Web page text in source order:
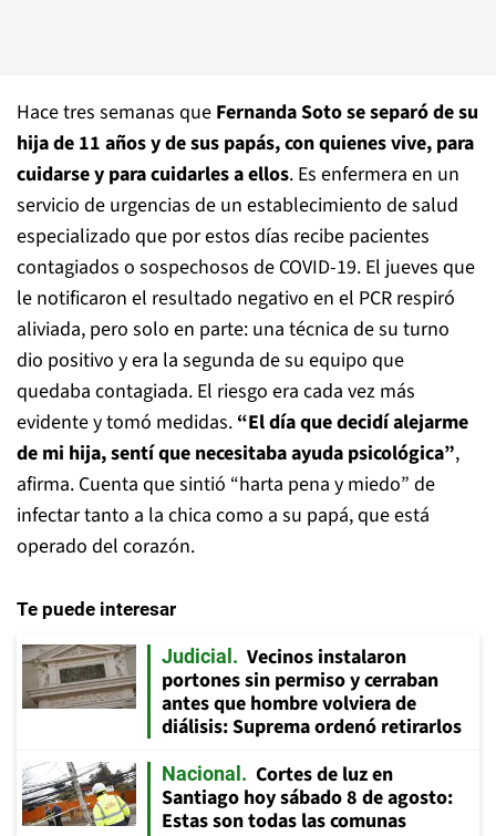
Hace tres semanas que Fernanda Soto se separó de su
hija de 11 años y de sus papás, con quienes vive, para
cuidarse y para cuidarles a ellos. Es enfermera en un
servicio de urgencias de un establecimiento de salud
especializado que por estos días recibe pacientes
contagiados o sospechosos de COVID-19. El jueves que
le notificaron el resultado negativo en el PCR respiró
aliviada, pero solo en parte: una técnica de su turno
dio positivo y era la segunda de su equipo que
quedaba contagiada. El riesgo era cada vez más
evidente y tomó medidas. “El día que decidí alejarme
de mi hija, sentí que necesitaba ayuda psicológica”,
afirma. Cuenta que sintió “harta pena y miedo” de
infectar tanto a la chica como a su papá, que está
operado del corazón.
Te puede interesar
Judicial
Vecinos instalaron
portones sin permiso y cerraban
antes que hombre volviera de
diálisis: Suprema ordenó retirarlos
Nacional
Cortes de luz en
Santiago hoy sábado 8 de agosto:
Estas son todas las comunas